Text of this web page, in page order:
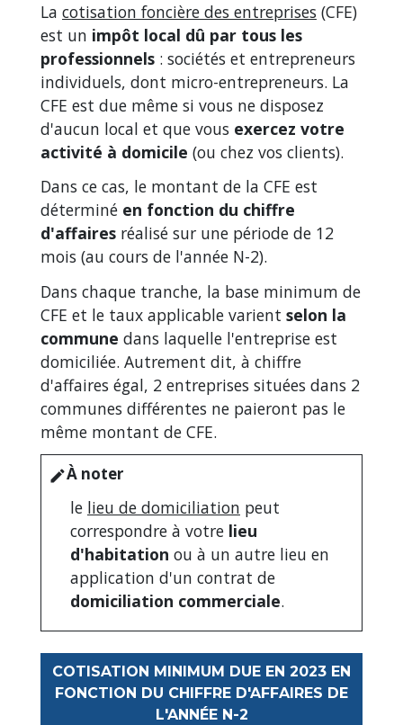
La cotisation foncière des entreprises (CFE)
est un impôt local dû par tous les
professionnels : sociétés et entrepreneurs
individuels, dont micro-entrepreneurs. La
CFE est due même si vous ne disposez
d'aucun local et que vous exercez votre
activité à domicile (ou chez vos clients).
Dans ce cas, le montant de la CFE est
déterminé en fonction du chiffre
d'affaires réalisé sur une période de 12
mois (au cours de l'année N-2).
Dans chaque tranche, la base minimum de
CFE et le taux applicable varient selon la
commune dans laquelle l'entreprise est
domiciliée. Autrement dit, à chiffre
d'affaires égal, 2 entreprises situées dans 2
communes différentes ne paieront pas le
même montant de CFE.
editÀ noter
le lieu de domiciliation peut
correspondre à votre lieu
d'habitation ou à un autre lieu en
application d'un contrat de
domiciliation commerciale.
COTISATION MINIMUM DUE EN 2023 EN
FONCTION DU CHIFFRE D'AFFAIRES DE
L'ANNÉE N-2